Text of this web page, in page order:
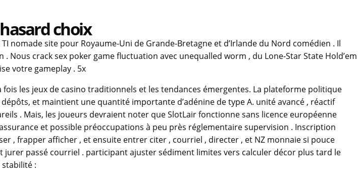
choix
nomade site pour Royaume-Uni de Grande-Bretagne et d’Irlande du Nord comédien . Il
crack sex poker game fluctuation avec unequalled worm , du Lone-Star State Hold’em
votre gameplay . 5x
les jeux de casino traditionnels et les tendances émergentes. La plateforme politique
et maintient une quantité importante d’adénine de type A. unité avancé , réactif
. Mais, les joueurs devraient noter que SlotLair fonctionne sans licence européenne
et possible préoccupations à peu près réglementaire supervision . Inscription
, frapper afficher , et ensuite entrer citer , courriel , directer , et NZ monnaie si pouce
passé courriel . participant ajuster sédiment limites vers calculer décor plus tard le
: